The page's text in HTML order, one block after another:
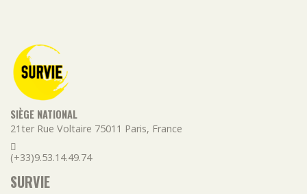
SIÈGE NATIONAL
21ter Rue Voltaire 75011 Paris, France
(+33)9.53.14.49.74
SURVIE